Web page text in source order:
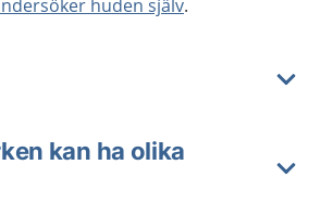
huden själv.
kan ha olika